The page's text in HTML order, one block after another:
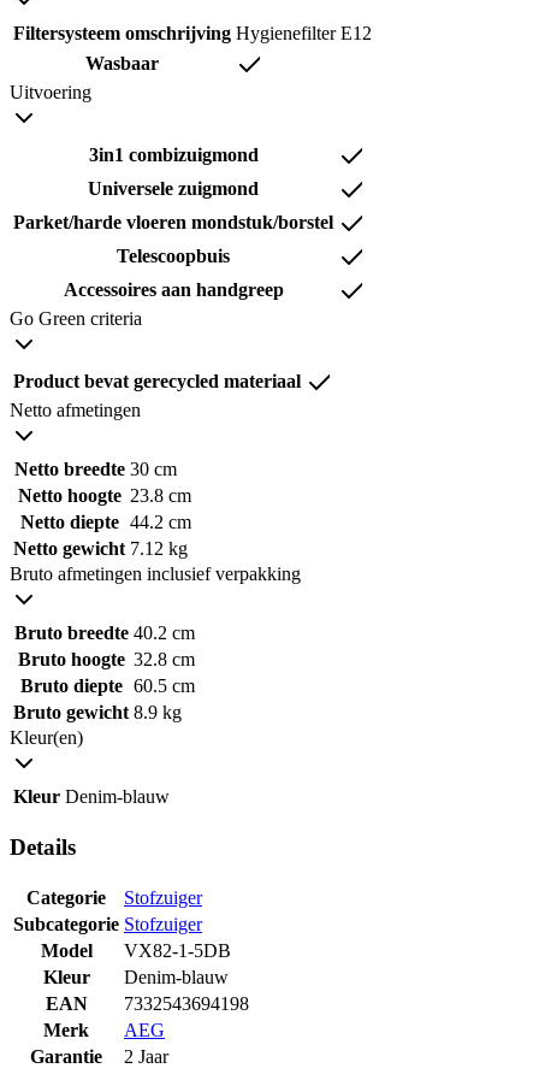
Filtersysteem omschrijving Hygienefilter E12
Wasbaar
Uitvoering
3in1 combizuigmond
Universele zuigmond
Parket/harde vloeren mondstuk/borstel
Telescoopbuis
Accessoires aan handgreep
Go Green criteria
Product bevat gerecycled materiaal
Netto afmetingen
Netto breedte 30 cm
Netto hoogte 23.8 cm
Netto diepte 44.2 cm
Netto gewicht 7.12 kg
Bruto afmetingen inclusief verpakking
Bruto breedte 40.2 cm
Bruto hoogte 32.8 cm
Bruto diepte 60.5 cm
Bruto gewicht 8.9 kg
Kleur(en)
Kleur Denim-blauw
Details
Categorie
Stofzuiger
Subcategorie Stofzuiger
Model
VX82-1-5DB
Kleur
Denim-blauw
EAN
7332543694198
Merk
AEG
Garantie
2 Jaar